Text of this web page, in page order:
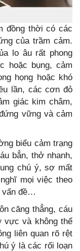
đồng thời có các
của trầm cảm.
lo âu rất phong
hoặc bụng, cảm
họng hoặc khó
lần, các cơn đỏ
giác kim châm,
vững và cảm
biểu cảm trạng
bẳn, thở nhanh,
chú ý, sợ mất
mọi việc theo
vấn đề…
căng thẳng, cáu
vực và không thể
liên quan rõ rệt
ý là các rối loạn